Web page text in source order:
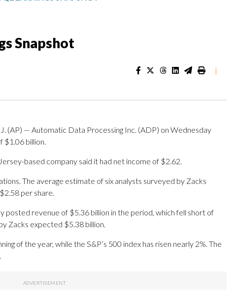
Snapshot
|
(AP) — Automatic Data Processing Inc. (ADP) on Wednesday
$1.06 billion.
based company said it had net income of $2.62.
The average estimate of six analysts surveyed by Zacks
per share.
posted revenue of $5.36 billion in the period, which fell short of
Zacks expected $5.38 billion.
of the year, while the S&P’s 500 index has risen nearly 2%. The